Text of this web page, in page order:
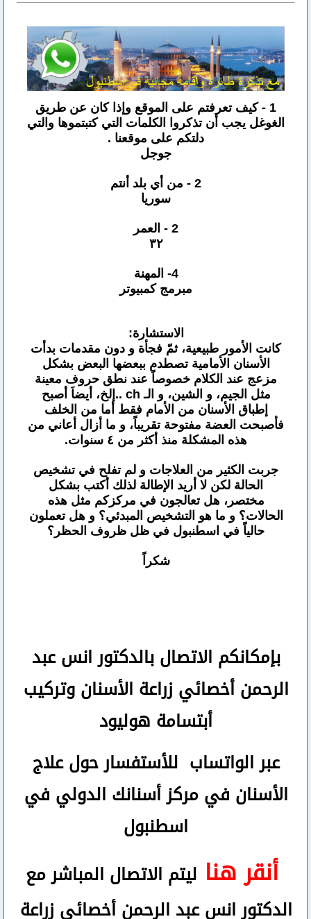
1 - كيف تعرفتم على الموقع وإذا كان عن طريق
الغوغل يجب أن تذكروا الكلمات التي كتبتموها والتي
دلتكم على موقعنا .
جوجل
2 - من أي بلد أنتم
سوريا
2 - العمر
٣٢
4- المهنة
مبرمج كمبيوتر
الاستشارة:
كانت الأمور طبيعية، ثمّ فجأة و دون مقدمات بدأت
الأسنان الأمامية تصطدم ببعضها البعض بشكل
مزعج عند الكلام خصوصاً عند نطق حروف معينة
مثل الجيم، و الشين، و الـ ch ..إلخ، أيضاَ أصبح
إطباق الأسنان من الأمام فقط أما من الخلف
فأصبحت العضة مفتوحة تقريباً، و ما أزال أعاني من
هذه المشكلة منذ أكثر من ٤ سنوات.
جربت الكثير من العلاجات و لم تفلح في تشخيص
الحالة لكن لا أريد الإطالة لذلك أكتب بشكل
مختصر، هل تعالجون في مركزكم مثل هذه
الحالات؟ و ما هو التشخيص المبدئي؟ و هل تعملون
حالياً في اسطنبول في ظل ظروف الحظر؟
شكراً
بإمكانكم الاتصال بالدكتور انس عبد
الرحمنأخصائي زراعة الأسنان وتركيب
أبتسامة هوليود
عبر الواتساب للأستفسار حول علاج
الأسنان في مركز أسنانك الدولي في
اسطنبول
أنقر هنا ليتم الاتصال المباشر مع
الدكتور انس عبد الرحمن أخصائي زراعة